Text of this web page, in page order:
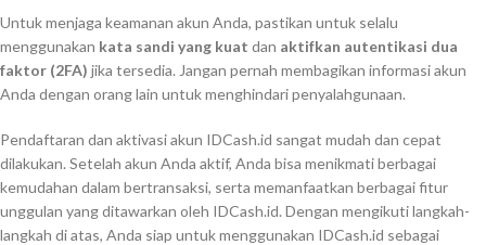
Untuk menjaga keamanan akun Anda, pastikan untuk selalu
menggunakan kata sandi yang kuat dan aktifkan autentikasi dua
faktor (2FA) jika tersedia. Jangan pernah membagikan informasi akun
Anda dengan orang lain untuk menghindari penyalahgunaan.
Pendaftaran dan aktivasi akun IDCash.id sangat mudah dan cepat
dilakukan. Setelah akun Anda aktif, Anda bisa menikmati berbagai
kemudahan dalam bertransaksi, serta memanfaatkan berbagai fitur
unggulan yang ditawarkan oleh IDCash.id. Dengan mengikuti langkah-
langkah di atas, Anda siap untuk menggunakan IDCash.id sebagai